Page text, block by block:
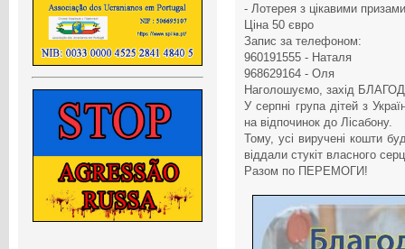
- Лотерея з цікавими призами
Ціна 50 євро
Запис за телефоном:
960191555 - Наталя
968629164 - Оля
Наголошуємо, захід
У серпні група дітей з
на відпочинок до Лісабону.
Тому, усі виручені кошти
віддали стукіт власного
Разом по ПЕРЕМОГИ!